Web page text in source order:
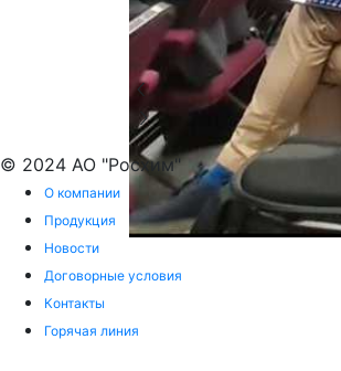
© 2024 АО "Росхим"
О компании
Продукция
Новости
Договорные условия
Контакты
Горячая линия